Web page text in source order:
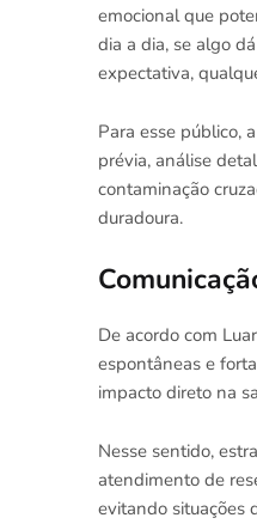
emocional que
dia a dia, se algo
expectativa,
Para esse público,
prévia, análise
contaminação
duradoura.
De acordo com
espontâneas e
impacto direto na
Nesse sentido,
atendimento de
evitando situações